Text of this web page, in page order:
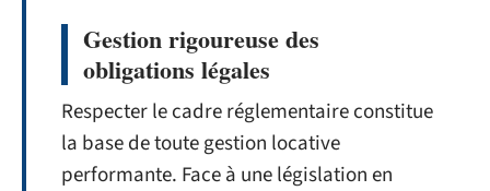
Gestion rigoureuse des
obligations légales
Respecter le cadre réglementaire constitue
la base de toute gestion locative
performante. Face à une législation en